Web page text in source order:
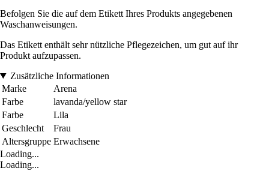
Befolgen Sie die auf dem Etikett Ihres Produkts angegebenen
Waschanweisungen.
Das Etikett enthält sehr nützliche Pflegezeichen, um gut auf ihr
Produkt aufzupassen.
Zusätzliche Informationen
Marke
Arena
Farbe
lavanda/yellow star
Farbe
Lila
Geschlecht
Frau
Altersgruppe Erwachsene
Loading...
Loading...